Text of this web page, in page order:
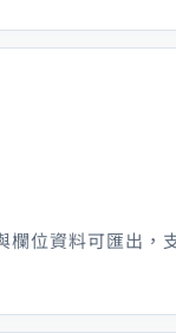
欄位資料可匯出，